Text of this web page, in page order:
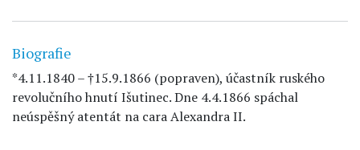
Biografie
*4.11.1840 – †15.9.1866 (popraven), účastník ruského
revolučního hnutí Išutinec. Dne 4.4.1866 spáchal
neúspěšný atentát na cara Alexandra II.